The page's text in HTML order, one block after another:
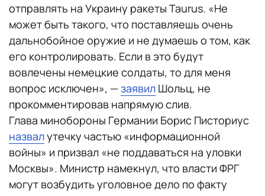
отправлять на Украину ракеты Taurus. «Не
может быть такого, что поставляешь очень
дальнобойное оружие и не думаешь о том, как
его контролировать. Если в это будут
вовлечены немецкие солдаты, то для меня
вопрос исключен», — заявил Шольц, не
прокомментировав напрямую слив.
Глава минобороны Германии Борис Писториус
назвалутечку частью «информационной
войны» и призвал «не поддаваться на уловки
Москвы». Министр намекнул, что власти ФРГ
могут возбудить уголовное дело по факту